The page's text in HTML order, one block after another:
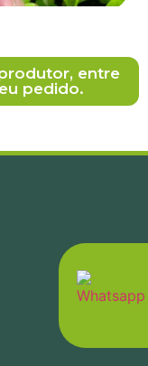
entre
pedido.